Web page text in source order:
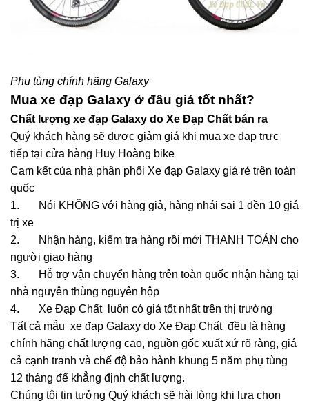
Phụ tùng chính hãng Galaxy
Mua xe đạp Galaxy ở đâu giá tốt nhất?
Chất lượng xe đạp Galaxy do Xe Đạp Chất bán ra
Quý khách hàng sẽ được giảm giá khi mua xe đạp trực
tiếp tại cửa hàng Huy Hoàng bike
Cam kết của nhà phân phối Xe đạp Galaxy giá rẻ trên toàn
quốc
1. Nói KHÔNG với hàng giả, hàng nhái sai 1 đền 10 giá
trị xe
2. Nhận hàng, kiểm tra hàng rồi mới THANH TOÁN cho
người giao hàng
3. Hỗ trợ vận chuyển hàng trên toàn quốc nhận hàng tại
nhà nguyên thùng nguyên hộp
4. Xe Đạp Chất luôn có giá tốt nhất trên thị trường
Tất cả mẫu xe đạp Galaxy do Xe Đạp Chất đều là hàng
chính hãng chất lượng cao, nguồn gốc xuất xứ rõ ràng, giá
cả cạnh tranh và chế độ bảo hành khung 5 năm phụ tùng
12 tháng để khẳng định chất lượng.
Chúng tôi tin tưởng Quý khách sẽ hài lòng khi lựa chọn